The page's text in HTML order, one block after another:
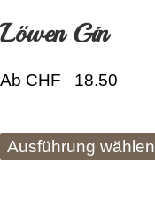
Löwen Gin
Ab CHF 18.50
Ausführung wählen
weist
mehrere